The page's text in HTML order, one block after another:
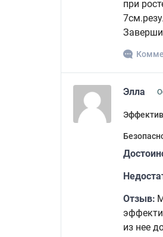
при
Элла
Отзыв:
из нее